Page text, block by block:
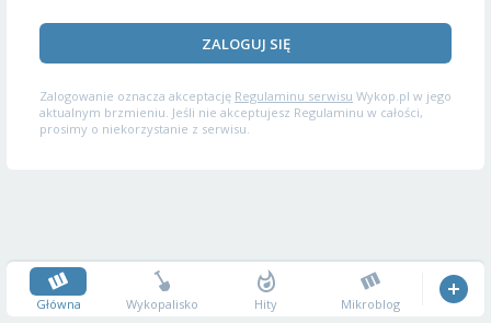
ZALOGUJ SIĘ
Zalogowanie oznacza akceptację Regulaminu serwisu Wykop.pl w jego
aktualnym brzmieniu. Jeśli nie akceptujesz Regulaminu w całości,
prosimy o niekorzystanie z serwisu.
Główna Wykopalisko Hity Mikroblog